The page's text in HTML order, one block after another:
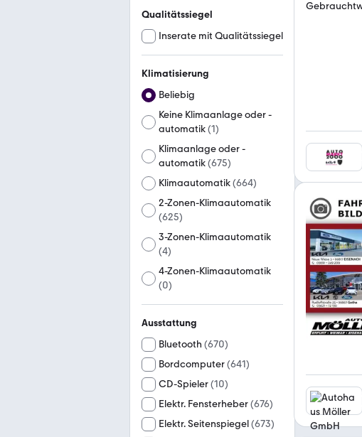
Qualitätssiegel
Inserate mit Qualitätssiegel
Klimatisierung
Beliebig
Keine Klimaanlage oder -
automatik(1)
Klimaanlage oder -
automatik(675)
Klimaautomatik(664)
2-Zonen-Klimaautomatik
(625)
3-Zonen-Klimaautomatik
(4)
4-Zonen-Klimaautomatik
(0)
Ausstattung
Bluetooth (670)
Bordcomputer(641)
CD-Spieler(10)
Elektr. Fensterheber(676)
Elektr. Seitenspiegel(673)